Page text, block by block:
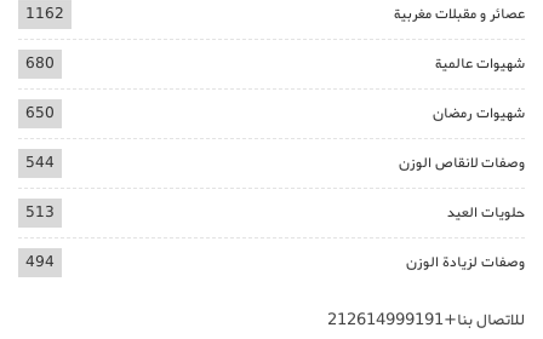
عصائر و مقبلات مغربية 1162
شهيوات عالمية 680
شهيوات رمضان 650
وصفات لانقاص الوزن 544
حلويات العيد 513
وصفات لزيادة الوزن 494
للاتصال بنا+212614999191